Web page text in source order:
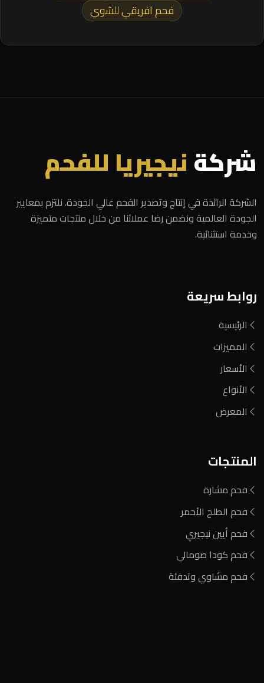
فحم افريقي للشوي
شركةنيجيريا للفحم
الشركة الرائدة في إنتاج وتصدير الفحم عالي الجودة. نلتزم بمعايير
الجودة العالمية ونضمن رضا عملائنا من خلال منتجات متميزة
وخدمة استثنائية.
روابط سريعة
الرئيسية
المميزات
الأسعار
الأنواع
المعرض
المنتجات
فحم مشارة
فحم الطلح الأحمر
فحم أيين نيجيري
فحم كودا صومالي
فحم مشاوي وتدفئة